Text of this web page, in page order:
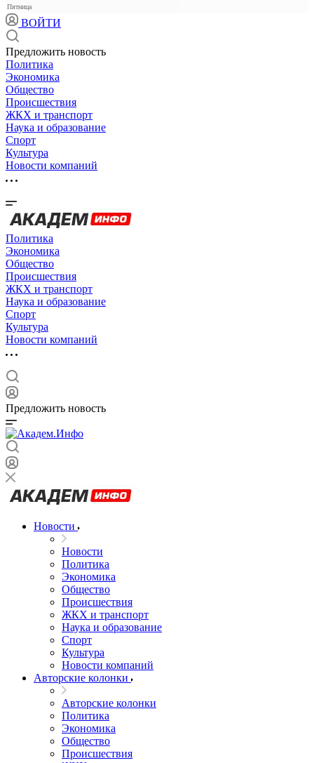
Пятница
ВОЙТИ
Предложить новость
Политика
Экономика
Общество
Происшествия
ЖКХ и транспорт
Наука и образование
Спорт
Культура
Новости компаний
Политика
Экономика
Общество
Происшествия
ЖКХ и транспорт
Наука и образование
Спорт
Культура
Новости компаний
Предложить новость
Новости
Новости
Политика
Экономика
Общество
Происшествия
ЖКХ и транспорт
Наука и образование
Спорт
Культура
Новости компаний
Авторские колонки
Авторские колонки
Политика
Экономика
Общество
Происшествия